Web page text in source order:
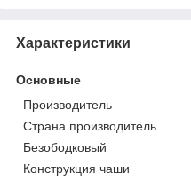
Характеристики
Основные
Производитель
Страна производитель
Безободковый
Конструкция чаши